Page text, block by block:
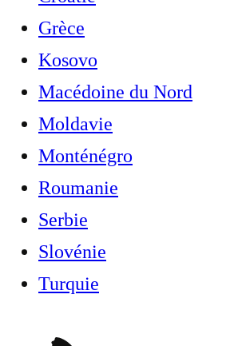
Grèce
Kosovo
Macédoine du Nord
Moldavie
Monténégro
Roumanie
Serbie
Slovénie
Turquie